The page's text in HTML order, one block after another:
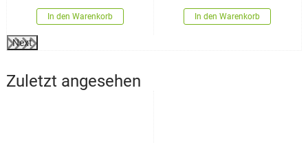
In den Warenkorb In den Warenkorb
Next
Zuletzt angesehen